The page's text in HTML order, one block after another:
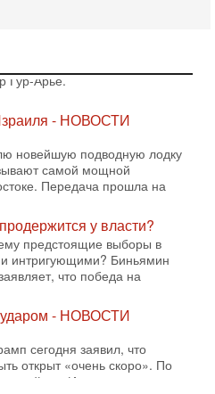
журналист, военный историк.
Гур-Арье.
- НОВОСТИ
новейшую подводную лодку
самой мощной
Передача прошла на
у власти?
предстоящие выборы в
интригующими? Биньямин
что победа на
ударом - НОВОСТИ
сегодня заявил, что
открыт «очень скоро». По
Иран ждет